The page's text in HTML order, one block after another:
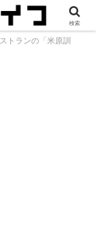
トランの「米原訓
検索